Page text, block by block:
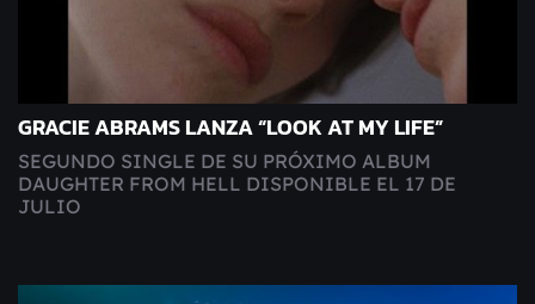
GRACIE ABRAMS LANZA “LOOK AT MY LIFE”
SEGUNDO SINGLE DE SU PRÓXIMO ALBUM
DAUGHTER FROM HELL DISPONIBLE EL 17 DE
JULIO